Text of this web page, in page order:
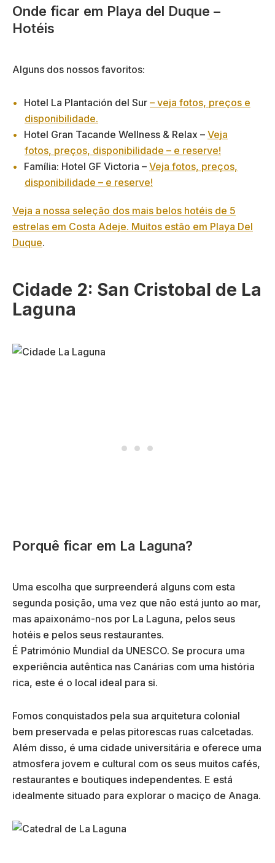
Onde ficar em Playa del Duque –
Hotéis
Alguns dos nossos favoritos:
Hotel La Plantación del Sur – veja fotos, preços e
disponibilidade.
Hotel Gran Tacande Wellness & Relax – Veja
fotos, preços, disponibilidade – e reserve!
Família: Hotel GF Victoria – Veja fotos, preços,
disponibilidade – e reserve!
Veja a nossa seleção dos mais belos hotéis de 5
estrelas em Costa Adeje. Muitos estão em Playa Del
Duque.
Cidade 2: San Cristobal de La
Laguna
Porquê ficar em La Laguna?
Uma escolha que surpreenderá alguns com esta
segunda posição, uma vez que não está junto ao mar,
mas apaixonámo-nos por La Laguna, pelos seus
hotéis e pelos seus restaurantes.
É Património Mundial da UNESCO. Se procura uma
experiência autêntica nas Canárias com uma história
rica, este é o local ideal para si.
Fomos conquistados pela sua arquitetura colonial
bem preservada e pelas pitorescas ruas calcetadas.
Além disso, é uma cidade universitária e oferece uma
atmosfera jovem e cultural com os seus muitos cafés,
restaurantes e boutiques independentes. E está
idealmente situado para explorar o maciço de Anaga.